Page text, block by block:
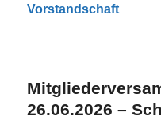
Vorstandschaft
26.06.2026 –